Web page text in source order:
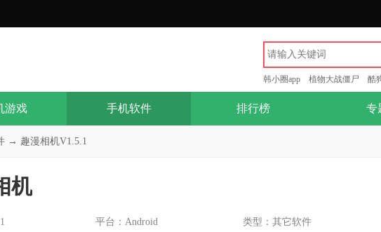
韩小圈app 植物大战僵尸 酷
游戏 手机软件 排行榜 专
→ 趣漫相机V1.5.1
机
平台：Android 类型：其它软件